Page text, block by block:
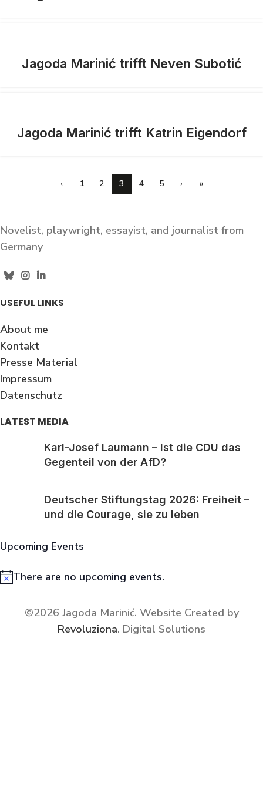
Jagoda Marinić trifft Neven Subotić
Jagoda Marinić trifft Katrin Eigendorf
‹ 1 2 3 4 5 › »
Novelist, playwright, essayist, and journalist from
Germany
USEFUL LINKS
About me
Kontakt
Presse Material
Impressum
Datenschutz
LATEST MEDIA
Karl-Josef Laumann – Ist die CDU das
Gegenteil von der AfD?
Deutscher Stiftungstag 2026: Freiheit –
und die Courage, sie zu leben
Upcoming Events
Notice
There are no upcoming events.
©2026 Jagoda Marinić. Website Created by
Revoluziona. Digital Solutions